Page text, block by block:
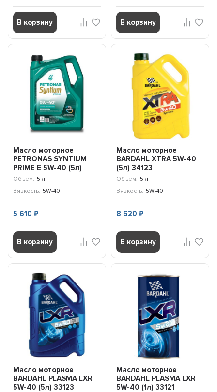
В корзину В корзину
Масло моторное
PETRONAS SYNTIUM
PRIME E 5W-40 (5л)
71243M12EU
Объем: 5 л
Вязкость: 5W-40
5 610₽
В корзину
Масло моторное
BARDAHL ХTRA 5W-40
(5л) 34123
Объем: 5 л
Вязкость: 5W-40
8 620 ₽
В корзину
Масло моторное
BARDAHL PLASMA LXR
5W-40 (5л) 33123
Масло моторное
BARDAHL PLASMA LXR
5W-40 (1л) 33121